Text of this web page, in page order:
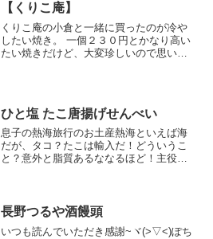
【くりこ庵】
くりこ庵の小倉と一緒に買ったのが冷や
したい焼き。 一個２３０円とかなり高い
たい焼きだけど、大変珍しいので思い切
ひと塩 たこ唐揚げせんべい
息子の熱海旅行のお土産熱海といえば海
だが、タコ？たこは輸入だ！どういうこ
と？意外と脂質あるななるほど！主役は
ぽくないかもカラカラな見...
長野つるや酒饅頭
いつも読んでいただき感謝~ヾ(>▽<)ぽち